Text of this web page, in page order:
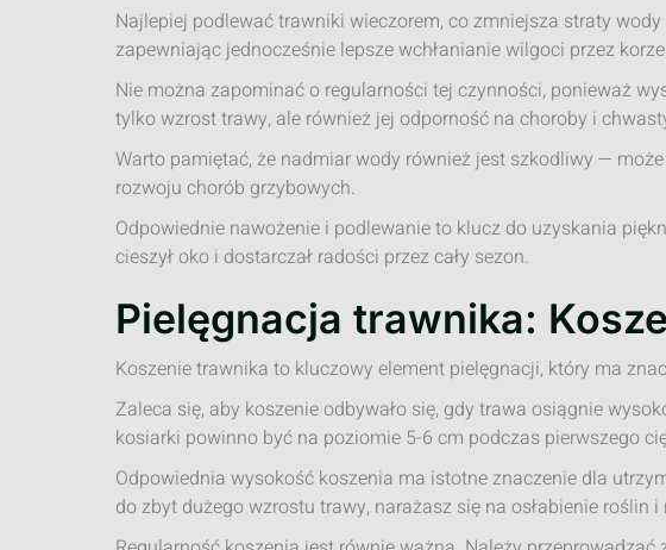
Najlepiej podlewać trawniki wieczorem, co zmniejsza straty
zapewniając jednocześnie lepsze wchłanianie wilgoci przez
Nie można zapominać o regularności tej czynności, ponieważ
tylko wzrost trawy, ale również jej odporność na choroby i
Warto pamiętać, że nadmiar wody również jest szkodliwy —
rozwoju chorób grzybowych.
Odpowiednie nawożenie i podlewanie to klucz do uzyskania
cieszył oko i dostarczał radości przez cały sezon.
Pielęgnacja trawnika:
Koszenie trawnika to kluczowy element pielęgnacji, który ma
Zaleca się, aby koszenie odbywało się, gdy trawa osiągnie
kosiarki powinno być na poziomie 5-6 cm podczas pierwszego
Odpowiednia wysokość koszenia ma istotne znaczenie dla
do zbyt dużego wzrostu trawy, narażasz się na osłabienie roślin